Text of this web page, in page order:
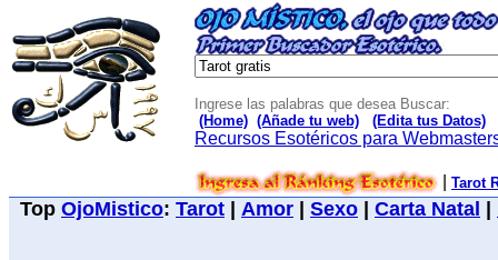
Ingrese las palabras que desea Buscar:
(Home) (Añade tu web) (Edita tus Datos)
Recursos Esotéricos para
Tarot
Top OjoMistico: Tarot Amor Sexo Carta Natal